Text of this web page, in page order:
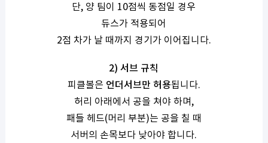
단, 양 팀이 10점씩 동점일 경우
듀스가 적용되어
2점 차가 날 때까지 경기가 이어집니다.
2) 서브 규칙
피클볼은 언더서브만 허용됩니다.
허리 아래에서 공을 쳐야 하며,
패들 헤드(머리 부분)는 공을 칠 때
서버의 손목보다 낮아야 합니다.